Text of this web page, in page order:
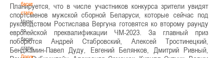
баскетбольной
статистике
Материалы
по
баскетбольной
статистике
Документы
Планируется, что в числе участников конкурса зрители увидят
спортсменов мужской сборной Беларуси, которые сейчас под
руководством Ростислава Вергуна готовятся ко второму раунду
европейской преквалификации ЧМ-2023. За главный приз
поборются Андрей Стабровский, Алексей Тростинецкий,
Бенджамин-Павел Дуду, Евгений Белянков, Дмитрий Ривный,